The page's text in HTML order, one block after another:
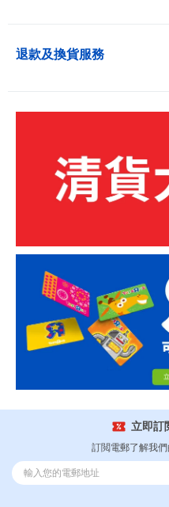
退款及換貨服務
立即訂
訂閲電郵了解我